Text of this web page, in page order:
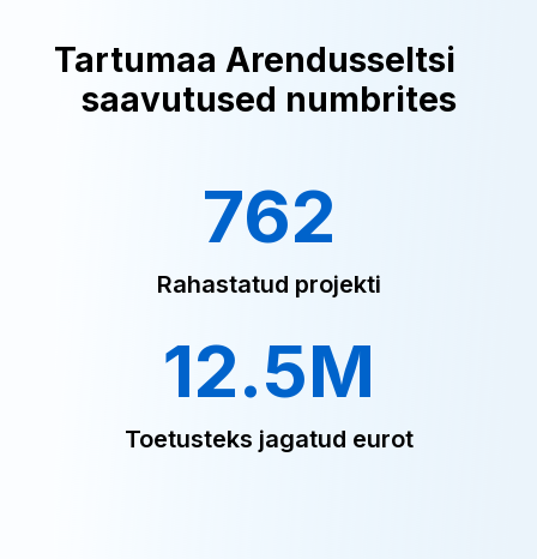
Tartumaa Arendusseltsi
saavutused numbrites
762
Rahastatud projekti
12.5M
Toetusteks jagatud eurot